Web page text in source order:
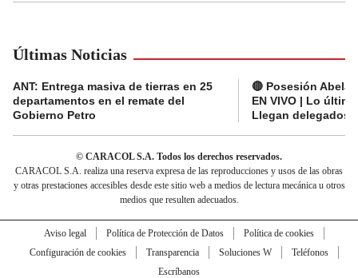
Últimas Noticias
ANT: Entrega masiva de tierras en 25
departamentos en el remate del
Gobierno Petro
🔴 Posesión
EN VIVO | Lo
Llegan delegados
© CARACOL S.A. Todos los derechos reservados.
CARACOL S.A. realiza una reserva expresa de las reproducciones y usos de las obras
y otras prestaciones accesibles desde este sitio web a medios de lectura mecánica u otros
medios que resulten adecuados.
Aviso legal Política de Protección de Datos
Política de cookies
Configuración de cookies
Transparencia Soluciones W
Teléfonos
Escríbanos